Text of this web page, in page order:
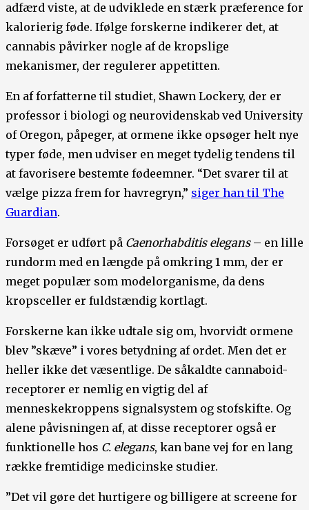
adfærd viste, at de udviklede en stærk præference for
kalorierig føde. Ifølge forskerne indikerer det, at
cannabis påvirker nogle af de kropslige
mekanismer, der regulerer appetitten.
En af forfatterne til studiet, Shawn Lockery, der er
professor i biologi og neurovidenskab ved University
of Oregon, påpeger, at ormene ikke opsøger helt nye
typer føde, men udviser en meget tydelig tendens til
at favorisere bestemte fødeemner. “Det svarer til at
vælge pizza frem for havregryn,” siger han til The
Guardian.
Forsøget er udført på Caenorhabditis elegans – en lille
rundorm med en længde på omkring 1 mm, der er
meget populær som modelorganisme, da dens
kropsceller er fuldstændig kortlagt.
Forskerne kan ikke udtale sig om, hvorvidt ormene
blev ”skæve” i vores betydning af ordet. Men det er
heller ikke det væsentlige. De såkaldte cannaboid-
receptorer er nemlig en vigtig del af
menneskekroppens signalsystem og stofskifte. Og
alene påvisningen af, at disse receptorer også er
funktionelle hos C. elegans, kan bane vej for en lang
række fremtidige medicinske studier.
”Det vil gøre det hurtigere og billigere at screene for